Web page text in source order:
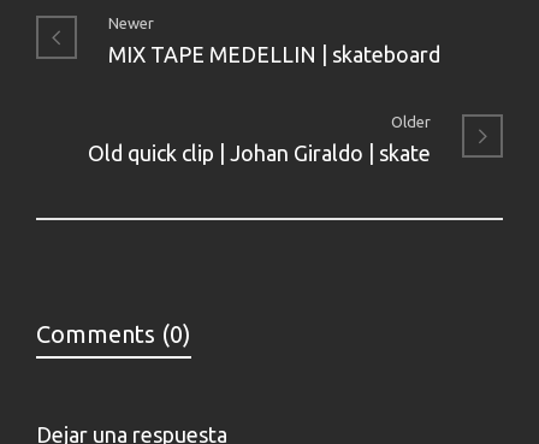
Newer
MIX TAPE MEDELLIN | skateboard
Older
Old quick clip | Johan Giraldo | skate
Comments (0)
Dejar una respuesta